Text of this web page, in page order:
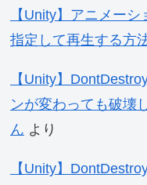
【Unity】アニメー
指定して再生する方
【Unity】
ンが変わっても破壊
ん より
【Unity】